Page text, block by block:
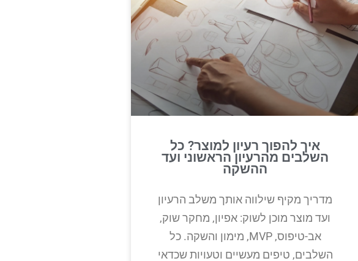
איך להפוך רעיון למוצר? כל
השלבים מהרעיון הראשוני ועד
ההשקה
מדריך מקיף שילווה אותך משלב הרעיון
ועד מוצר מוכן לשוק: אפיון, מחקר שוק,
אב-טיפוס, MVP, מימון והשקה. כל
השלבים, טיפים מעשיים וטעויות שכדאי